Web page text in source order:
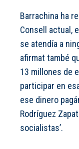
Barrachina ha
Consell actual,
se atendía a
afirmat també
13 millones de
participar en
ese dinero
Rodríguez
socialistas’.